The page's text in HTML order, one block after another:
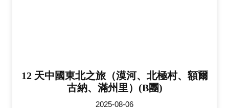
12 天中國東北之旅（漠河、北極村、額爾
古納、滿州里）(B團)
2025-08-06